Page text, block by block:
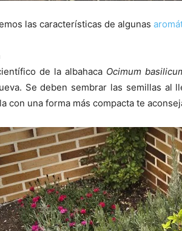
las características de algunas
de la albahaca Ocimum
Se deben sembrar las semillas al
con una forma más compacta te